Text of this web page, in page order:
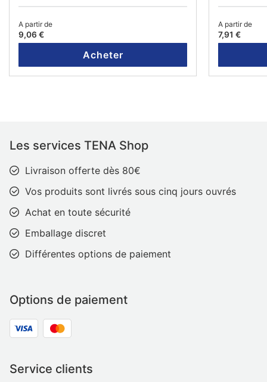
A partir de
9,06 €
Acheter
A partir de
7,91 €
Les services TENA Shop
Livraison offerte dès 80€
Vos produits sont livrés sous cinq jours ouvrés
Achat en toute sécurité
Emballage discret
Différentes options de paiement
Options de paiement
Service clients